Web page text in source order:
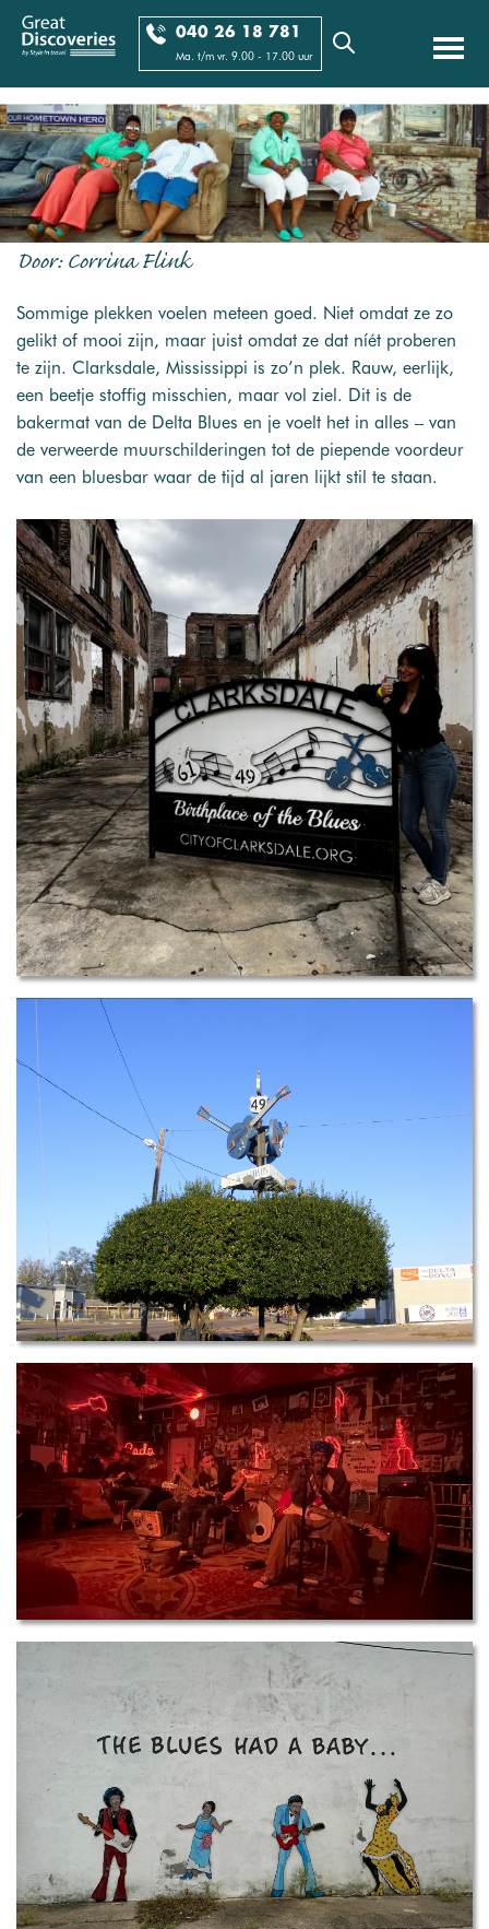
040 26 18 781
Ma. t/m vr. 9.00 - 17.00 uur
Door: Corrina Flink
Sommige plekken voelen meteen goed. Niet omdat ze zo
gelikt of mooi zijn, maar juist omdat ze dat níét proberen
te zijn. Clarksdale, Mississippi is zo’n plek. Rauw, eerlijk,
een beetje stoffig misschien, maar vol ziel. Dit is de
bakermat van de Delta Blues en je voelt het in alles – van
de verweerde muurschilderingen tot de piepende voordeur
van een bluesbar waar de tijd al jaren lijkt stil te staan.